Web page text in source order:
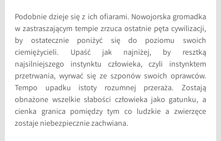
Podobnie dzieje się z ich ofiarami. Nowojorska gromadka
w zastraszającym tempie zrzuca ostatnie pęta cywilizacji,
by ostatecznie poniżyć się do poziomu swoich
ciemiężycieli. Upaść jak najniżej, by resztką
najsilniejszego instynktu człowieka, czyli instynktem
przetrwania, wyrwać się ze szponów swoich oprawców.
Tempo upadku istoty rozumnej przeraża. Zostają
obnażone wszelkie słabości człowieka jako gatunku, a
cienka granica pomiędzy tym co ludzkie a zwierzęce
zostaje niebezpiecznie zachwiana.